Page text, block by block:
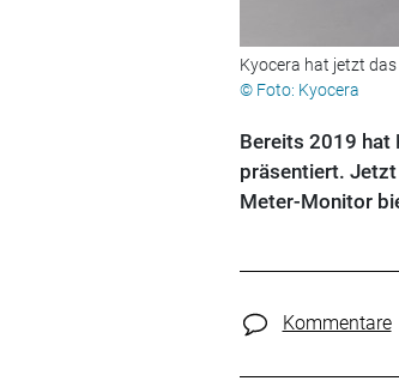
Kyocera hat jetzt
© Foto: Kyocera
Bereits 2019 hat
präsentiert.
Meter-Monitor
Kommentare